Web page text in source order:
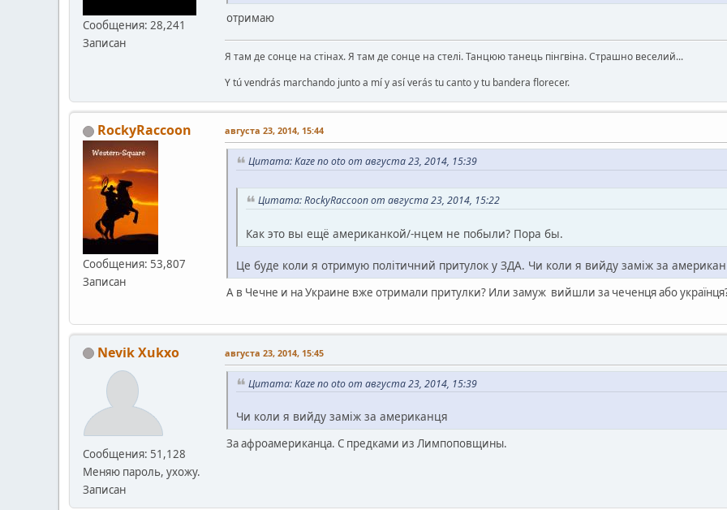
Сообщения: 28,241
Записан
отримаю
Я там де сонце на стінах. Я там де сонце на стелі. Танцюю танець пінгвіна. Страшно веселий...
Y tú vendrás marchando junto a mí y así verás tu canto y tu bandera florecer.
RockyRaccoon
Сообщения: 53,807
Записан
августа 23, 2014, 15:44
Цитата: Kaze no oto от августа 23, 2014, 15:39
Цитата: RockyRaccoon от августа 23, 2014, 15:22
Как это вы ещё американкой/-нцем не побыли? Пора бы.
Це буде коли я отримую політичний притулок у ЗДА. Чи коли я вийду заміж за
А в Чечне и на Украине вже отримали притулки? Или замуж вийшли за чеченця або
Nevik Xukxo
Сообщения: 51,128
Меняю пароль, ухожу.
Записан
августа 23, 2014, 15:45
Цитата: Kaze no oto от августа 23, 2014, 15:39
Чи коли я вийду заміж за американця
За афроамериканца. С предками из Лимпоповщины.